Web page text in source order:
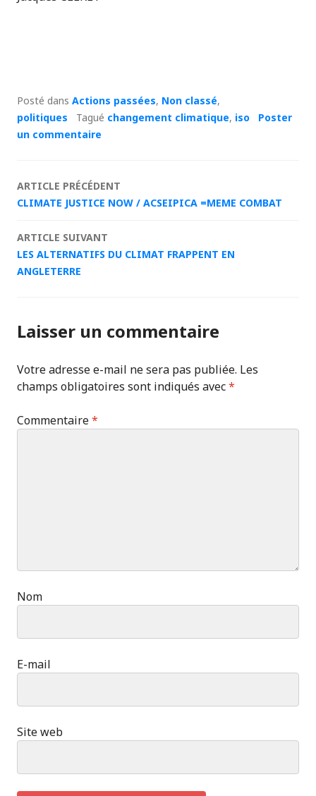
Posté dans Actions passées, Non classé,
politiques
Tagué changement climatique, iso
Poster
un commentaire
Navigation
articles
ARTICLE PRÉCÉDENT
CLIMATE JUSTICE NOW / ACSEIPICA =MEME COMBAT
ARTICLE SUIVANT
LES ALTERNATIFS DU CLIMAT FRAPPENT EN
ANGLETERRE
Laisser un commentaire
Votre adresse e-mail ne sera pas publiée. Les
champs obligatoires sont indiqués avec*
Commentaire*
Nom
E-mail
Site web